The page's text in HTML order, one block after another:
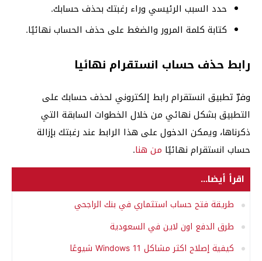
حدد السبب الرئيسي وراء رغبتك بحذف حسابك.
كتابة كلمة المرور والضغط على حذف الحساب نهائيًا.
رابط حذف حساب انستقرام نهائيا
وفرّ تطبيق انستقرام رابط إلكتروني لحذف حسابك على
التطبيق بشكل نهائي من خلال الخطوات السابقة التي
ذكرناها، ويمكن الدخول على هذا الرابط عند رغبتك بإزالة
حساب انستقرام نهائيًا من هنا.
اقرأ أيضا...
طريقة فتح حساب استثماري في بنك الراجحي
طرق الدفع اون لاين في السعودية
كيفية إصلاح اكثر مشاكل Windows 11 شيوعًا